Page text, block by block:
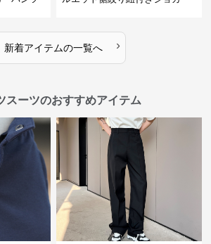
新着アイテムの一覧へ ›
スーツのおすすめアイテム